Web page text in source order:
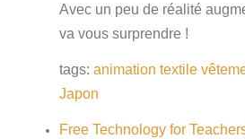
Avec un peu de réalité
va vous surprendre !
tags: animation textile
Japon
Free Technology for